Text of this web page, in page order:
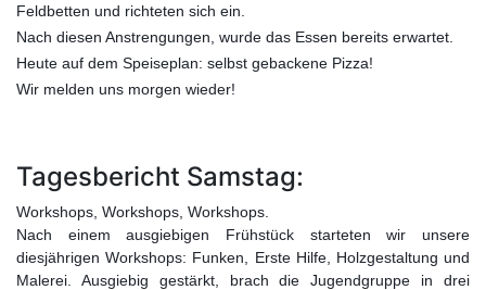
Feldbetten und richteten sich ein.
Nach diesen Anstrengungen, wurde das Essen bereits erwartet.
Heute auf dem Speiseplan: selbst gebackene Pizza!
Wir melden uns morgen wieder!
Tagesbericht Samstag:
Workshops, Workshops, Workshops.
Nach einem ausgiebigen Frühstück starteten wir unsere
diesjährigen Workshops: Funken, Erste Hilfe, Holzgestaltung und
Malerei. Ausgiebig gestärkt, brach die Jugendgruppe in drei